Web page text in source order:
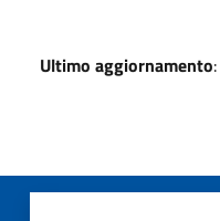
Ultimo aggiornamento